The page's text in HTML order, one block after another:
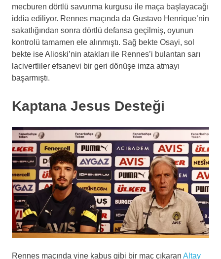
mecburen dörtlü savunma kurgusu ile maça başlayacağı
iddia ediliyor. Rennes maçında da Gustavo Henrique’nin
sakatlığından sonra dörtlü defansa geçilmiş, oyunun
kontrolü tamamen ele alınmıştı. Sağ bekte Osayi, sol
bekte ise Alioski’nin atakları ile Rennes’i bulantan sarı
lacivertliler efsanevi bir geri dönüşe imza atmayı
başarmıştı.
Kaptana Jesus Desteği
Rennes maçında yine kabus gibi bir maç çıkaran Altay